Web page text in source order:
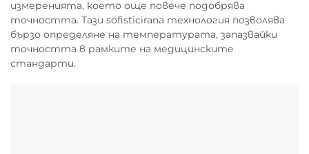
измеренията, което още повече подобрява
точността. Тази sofisticirana технология позволява
бързо определяне на температурата, запазвайки
точността в рамките на медицинските
стандарти.